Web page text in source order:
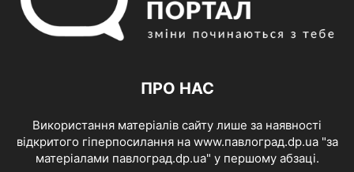
ПРО НАС
Використання матеріалів сайту лише за наявності
відкритого гіперпосилання на www.павлоград.dp.ua "за
матеріалами павлоград.dp.ua" у першому абзаці.